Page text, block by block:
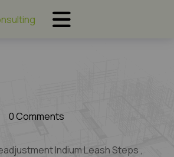
0 Comments
Indium Leash Steps ,